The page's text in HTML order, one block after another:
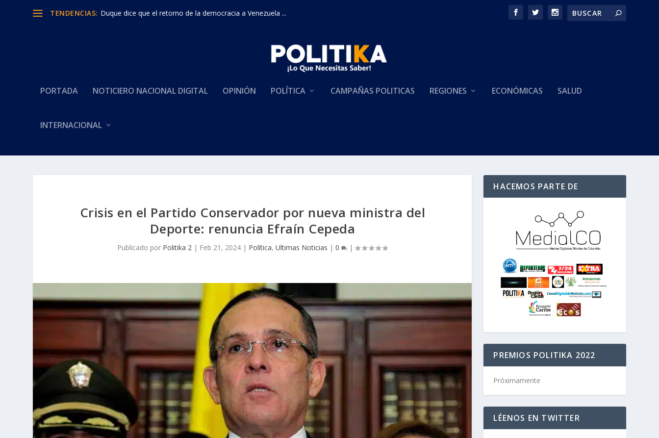
TENDENCIAS: Duque dice que el retorno de la democracia a Venezuela ...
PORTADA NOTICIERO NACIONAL DIGITAL OPINIÓN POLÍTICA CAMPAÑAS POLITICAS REGIONES ECONÓMICAS SALUD
INTERNACIONAL
Crisis en el Partido Conservador por nueva ministra del
Deporte: renuncia Efraín Cepeda
Publicado por Politika 2 | Feb 21, 2024 | Política,Ultimas Noticias |0 |
HACEMOS PARTE DE
PREMIOS POLITIKA 2022
Próximamente
LÉENOS EN TWITTER